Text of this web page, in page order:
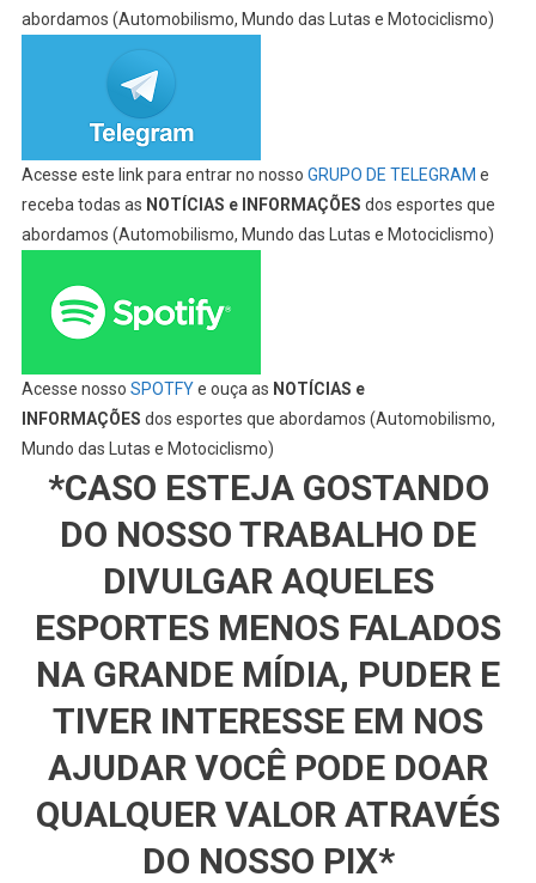
abordamos (Automobilismo, Mundo das Lutas e Motociclismo)
Acesse este link para entrar no nosso GRUPO DE TELEGRAM e
receba todas as NOTÍCIAS e INFORMAÇÕES dos esportes que
abordamos (Automobilismo, Mundo das Lutas e Motociclismo)
Acesse nosso SPOTFYe ouça as NOTÍCIAS e
INFORMAÇÕES dos esportes que abordamos (Automobilismo,
Mundo das Lutas e Motociclismo)
*CASO ESTEJA GOSTANDO
DO NOSSO TRABALHO DE
DIVULGAR AQUELES
ESPORTES MENOS FALADOS
NA GRANDE MÍDIA, PUDER E
TIVER INTERESSE EM NOS
AJUDAR VOCÊ PODE DOAR
QUALQUER VALOR ATRAVÉS
DO NOSSO PIX*